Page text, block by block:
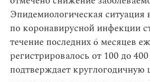
Эпидемиологическая ситуация
по коронавирусной инфекции
течение последних 6 месяцев
регистрировалось от 100 до
подтверждает